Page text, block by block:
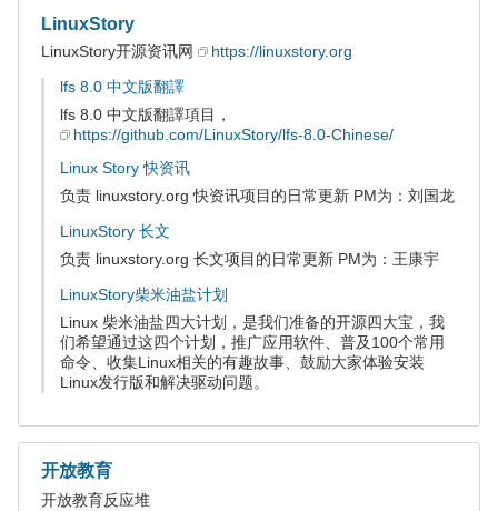
LinuxStory
LinuxStory开源资讯网
https://linuxstory.org
lfs 8.0 中文版翻譯
lfs 8.0 中文版翻譯項目，
https://github.com/LinuxStory/lfs-8.0-Chinese/
Linux Story 快资讯
负责 linuxstory.org 快资讯项目的日常更新 PM为：刘国龙
LinuxStory 长文
负责 linuxstory.org 长文项目的日常更新 PM为：王康宇
LinuxStory柴米油盐计划
Linux 柴米油盐四大计划，是我们准备的开源四大宝，我
们希望通过这四个计划，推广应用软件、普及100个常用
命令、收集Linux相关的有趣故事、鼓励大家体验安装
Linux发行版和解决驱动问题。
开放教育
开放教育反应堆